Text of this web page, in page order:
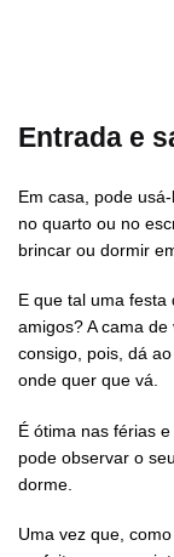
Entrada e
Em casa, pode
no quarto ou no
brincar ou dormir
E que tal uma festa
amigos? A cama
consigo, pois, dá
onde quer que vá.
É ótima nas férias
pode observar o
dorme.
Uma vez que,